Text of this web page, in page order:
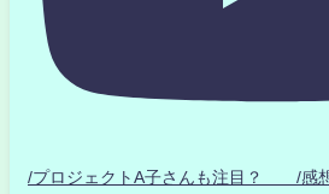
/プロジェクトA子さんも注目？ /感